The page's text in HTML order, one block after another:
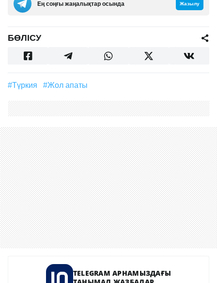
Ең соңғы жаңалықтар осында Жазылу
БӨЛІСУ
#Түркия #жол апаты